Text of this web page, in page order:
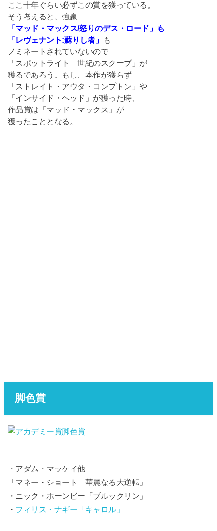
ここ十年ぐらい必ずこの賞を獲っている。
そう考えると、強豪
「マッド・マックス/怒りのデス・ロード」も
「レヴェナント:蘇りし者」
も
ノミネートされていないので
「スポットライト 世紀のスクープ」が
獲るであろう。もし、本作が獲らず
「ストレイト・アウタ・コンプトン」や
「インサイド・ヘッド」が獲った時、
作品賞は「マッド・マックス」が
獲ったこととなる。
脚色賞
・アダム・マッケイ他
「マネー・ショート 華麗なる大逆転」
・ニック・ホーンビー「ブルックリン」
・ フィリス・ナギー「キャロル」